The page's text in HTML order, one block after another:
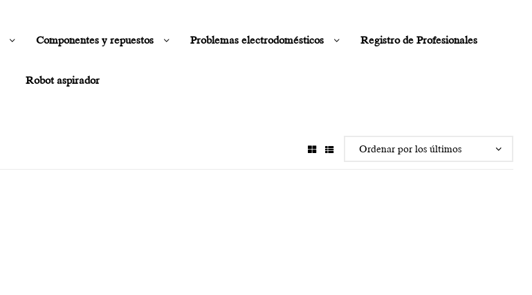
Componentes y repuestos Problemas electrodomésticos Registro de Profesionales
Robot aspirador